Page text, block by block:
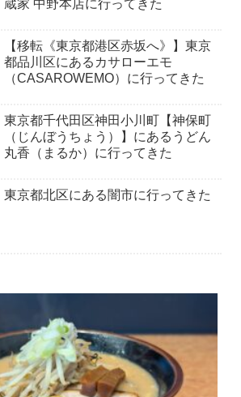
蔵家 中野本店に行ってきた
【移転《東京都港区赤坂へ》】東京
都品川区にあるカサローエモ
（CASAROWEMO）に行ってきた
東京都千代田区神田小川町【神保町
（じんぼうちょう）】にあるうどん
丸香（まるか）に行ってきた
東京都北区にある闇市に行ってきた